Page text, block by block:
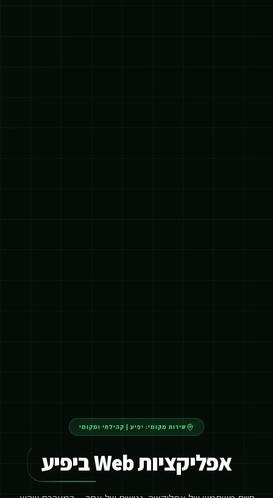
שירות מקומי: יפיע קהילתי ומקומי
אפליקציות Web ביפיע